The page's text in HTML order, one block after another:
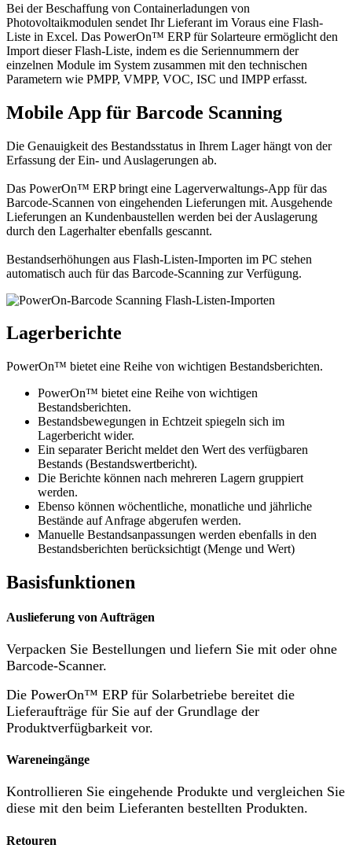
Bei der Beschaffung von Containerladungen von
Photovoltaikmodulen sendet Ihr Lieferant im Voraus eine Flash-
Liste in Excel. Das PowerOn™ ERP für Solarteure ermöglicht den
Import dieser Flash-Liste, indem es die Seriennummern der
einzelnen Module im System zusammen mit den technischen
Parametern wie PMPP, VMPP, VOC, ISC und IMPP erfasst.
Mobile App für Barcode Scanning
Die Genauigkeit des Bestandsstatus in Ihrem Lager hängt von der
Erfassung der Ein- und Auslagerungen ab.
Das PowerOn™ ERP bringt eine Lagerverwaltungs-App für das
Barcode-Scannen von eingehenden Lieferungen mit. Ausgehende
Lieferungen an Kundenbaustellen werden bei der Auslagerung
durch den Lagerhalter ebenfalls gescannt.
Bestandserhöhungen aus Flash-Listen-Importen im PC stehen
automatisch auch für das Barcode-Scanning zur Verfügung.
Lagerberichte
PowerOn™ bietet eine Reihe von wichtigen Bestandsberichten.
PowerOn™ bietet eine Reihe von wichtigen
Bestandsberichten.
Bestandsbewegungen in Echtzeit spiegeln sich im
Lagerbericht wider.
Ein separater Bericht meldet den Wert des verfügbaren
Bestands (Bestandswertbericht).
Die Berichte können nach mehreren Lagern gruppiert
werden.
Ebenso können wöchentliche, monatliche und jährliche
Bestände auf Anfrage abgerufen werden.
Manuelle Bestandsanpassungen werden ebenfalls in den
Bestandsberichten berücksichtigt (Menge und Wert)
Basisfunktionen
Auslieferung von Aufträgen
Verpacken Sie Bestellungen und liefern Sie mit oder ohne
Barcode-Scanner.
Die PowerOn™ ERP für Solarbetriebe bereitet die
Lieferaufträge für Sie auf der Grundlage der
Produktverfügbarkeit vor.
Wareneingänge
Kontrollieren Sie eingehende Produkte und vergleichen Sie
diese mit den beim Lieferanten bestellten Produkten.
Retouren